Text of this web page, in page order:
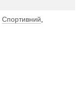
Спортивний